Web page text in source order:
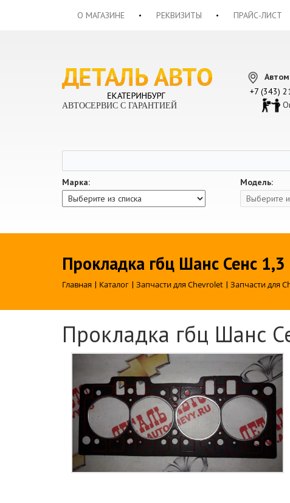
О МАГАЗИНЕ РЕКВИЗИТЫ ПРАЙС-ЛИСТ
АВТОСЕРВИС С ГАРАНТИЕЙ
+7 (343)
Марка: Модель:
Прокладка гбц Шанс Сенс
Главная | Каталог | Запчасти для Chevrolet | Запчасти для
Прокладка гбц Шанс